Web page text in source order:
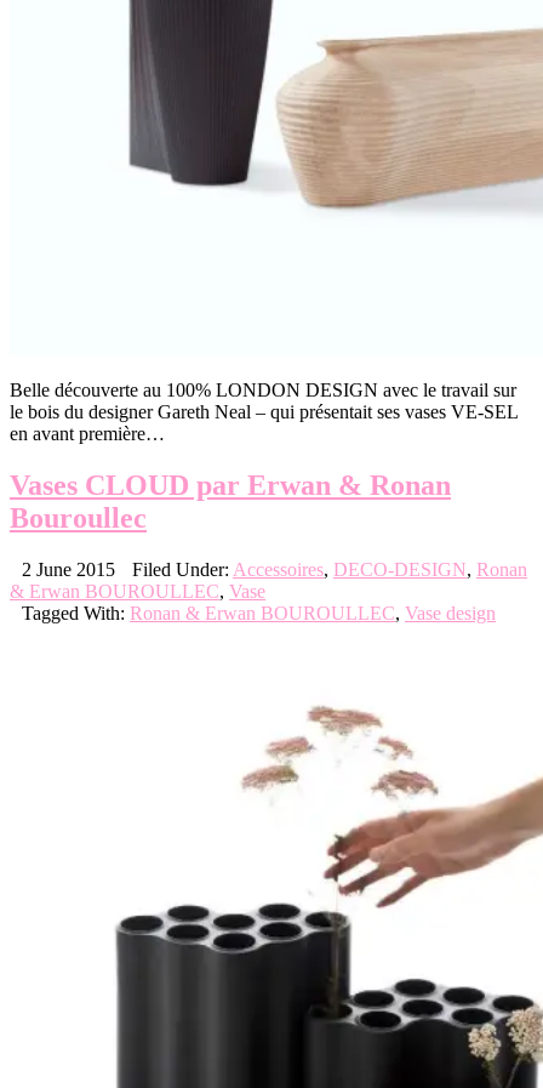
Belle découverte au 100% LONDON DESIGN avec le travail sur
le bois du designer Gareth Neal – qui présentait ses vases VE-SEL
en avant première…
Vases CLOUD par Erwan & Ronan
Bouroullec
2 June 2015 Filed Under: Accessoires, DECO-DESIGN, Ronan
& Erwan BOUROULLEC, Vase
Tagged With: Ronan & Erwan BOUROULLEC, Vase design